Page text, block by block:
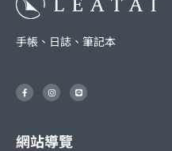
手帳、日誌、筆記本
F
a
c
o
k
-
I
n
s
r
a
m
L
i
n
網站導覽